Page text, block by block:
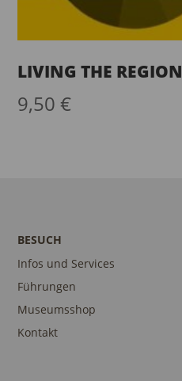
LIVING THE REGION
9,50€
BESUCH
Infos und Services
Führungen
Museumsshop
Kontakt